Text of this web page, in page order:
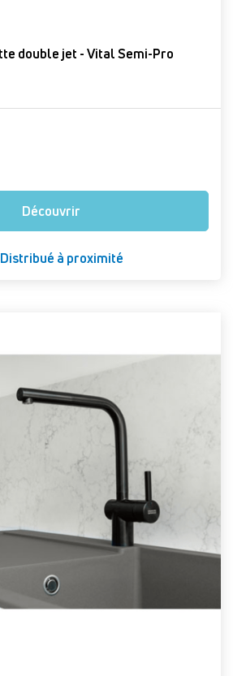
Mitigeur à douchette double jet - Vital Semi-Pro
Découvrir
Distribué à proximité